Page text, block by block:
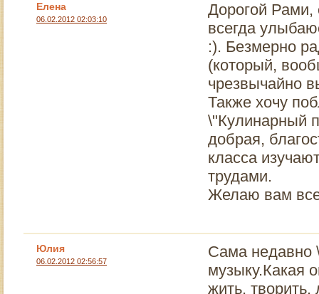
Елена
06.02.2012 02:03:10
Дорогой Рами,
всегда
:). Безмерно
(который,
чрезвычайно
Также хочу
\"Кулинарный
добрая,
класса
трудами.
Желаю вам
Юлия
06.02.2012 02:56:57
Сама недавно
музыку.Какая
жить, творить,